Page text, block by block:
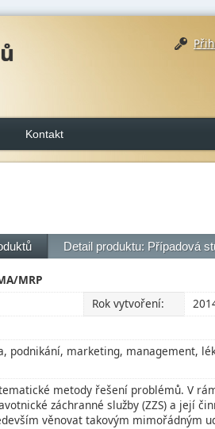
Kontakt
Detail produktu: Případová
MRP
Rok vytvoření:
podnikání, marketing, management,
metody řešení problémů. V
záchranné služby (ZZS) a její
věnovat takovým mimořádným